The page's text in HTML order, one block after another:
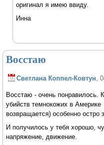
оригинал я имею ввиду.
Инна
Восстаю
Светлана Коппел-Ковтун ,
Восстаю - очень понравилось.
убийств темнокожих в
возвращается) особенно остро
И получилось у тебя хорошо,
напряжение, движение.